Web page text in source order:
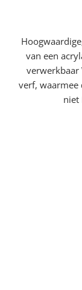
van een
verwerkbaar
verf, waarmee
niet